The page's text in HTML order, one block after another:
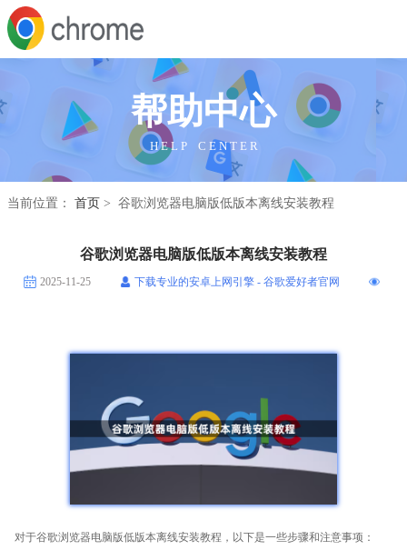
帮助中心
H E L P C E N T E R
当前位置： 首页 > 谷歌浏览器电脑版低版本离线安装教程
谷歌浏览器电脑版低版本离线安装教程
2025-11-25 下载专业的安卓上网引擎 - 谷歌爱好者官网
对于谷歌浏览器电脑版低版本离线安装教程，以下是一些步骤和注意事项：